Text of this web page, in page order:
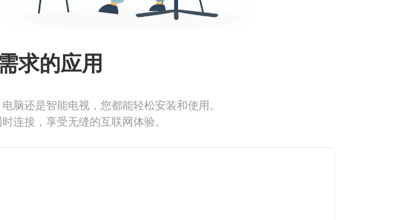
求的应用
脑还是智能电视，您都能轻松安装和使用。
连接，享受无缝的互联网体验。